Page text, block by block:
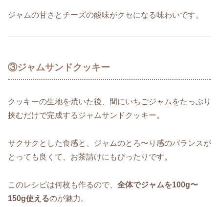
ジャムの甘さとチーズの酸味がクセになる味わいです。
③ジャムサンドクッキー
クッキーの生地を焼いた後、間にいちごジャムをたっぷり
挟むだけで完成するジャムサンドクッキー。
サクサクとした食感と、ジャムのとろ〜り感のバランスが
とっても良くて、お茶請けにもぴったりです。
このレシピは何枚も作るので、 全体でジャムを100g〜
150g使えるのが魅力。